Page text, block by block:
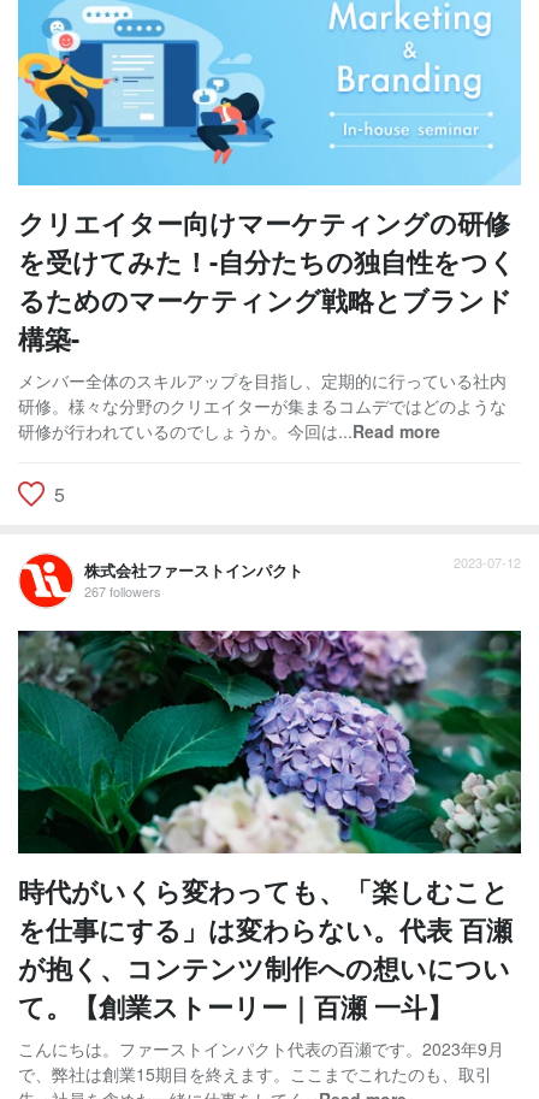
クリエイター向けマーケティングの研修
を受けてみた！-自分たちの独自性をつく
るためのマーケティング戦略とブランド
構築-
メンバー全体のスキルアップを目指し、定期的に行っている社内
研修。様々な分野のクリエイターが集まるコムデではどのような
研修が行われているのでしょうか。今回は...Read more
5
株式会社ファーストインパクト
267 followers
2023-07-12
時代がいくら変わっても、「楽しむこと
を仕事にする」は変わらない。代表 百瀬
が抱く、コンテンツ制作への想いについ
て。【創業ストーリー｜百瀬 一斗】
こんにちは。ファーストインパクト代表の百瀬です。2023年9月
で、弊社は創業15期目を終えます。ここまでこれたのも、取引